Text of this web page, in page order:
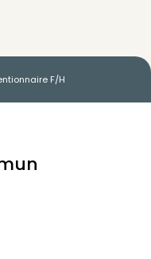
F/H